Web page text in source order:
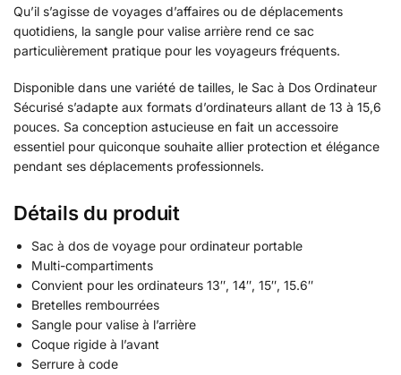
Qu’il s’agisse de voyages d’affaires ou de déplacements
quotidiens, la sangle pour valise arrière rend ce sac
particulièrement pratique pour les voyageurs fréquents.
Disponible dans une variété de tailles, le Sac à Dos Ordinateur
Sécurisé s’adapte aux formats d’ordinateurs allant de 13 à 15,6
pouces. Sa conception astucieuse en fait un accessoire
essentiel pour quiconque souhaite allier protection et élégance
pendant ses déplacements professionnels.
Détails du produit
Sac à dos de voyage pour ordinateur portable
Multi-compartiments
Convient pour les ordinateurs 13″, 14″, 15″, 15.6″
Bretelles rembourrées
Sangle pour valise à l’arrière
Coque rigide à l’avant
Serrure à code